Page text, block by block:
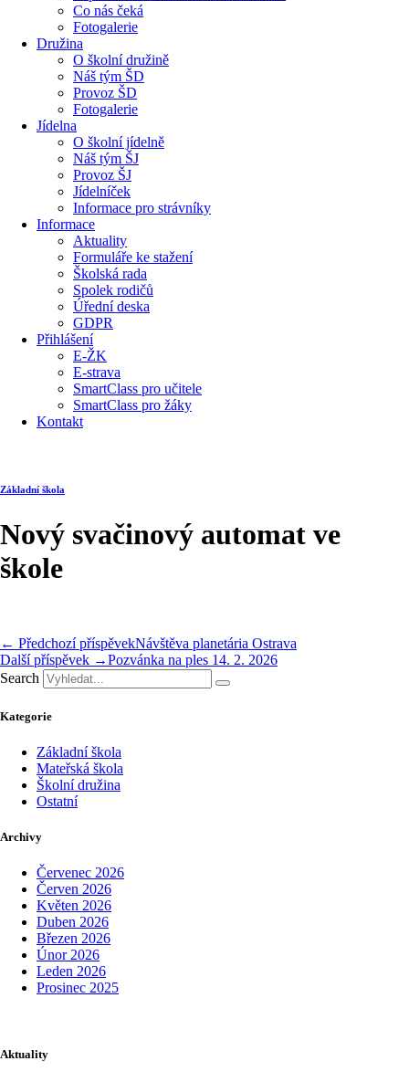
Co nás čeká
Fotogalerie
Družina
O školní družině
Náš tým ŠD
Provoz ŠD
Fotogalerie
Jídelna
O školní jídelně
Náš tým ŠJ
Provoz ŠJ
Jídelníček
Informace pro strávníky
Informace
Aktuality
Formuláře ke stažení
Školská rada
Spolek rodičů
Úřední deska
GDPR
Přihlášení
E-ŽK
E-strava
SmartClass pro učitele
SmartClass pro žáky
Kontakt
Základní škola
Nový svačinový automat ve
škole
← Předchozí příspěvekNávštěva planetária Ostrava
Další příspěvek →Pozvánka na ples 14. 2. 2026
Search
Kategorie
Základní škola
Mateřská škola
Školní družina
Ostatní
Archivy
Červenec 2026
Červen 2026
Květen 2026
Duben 2026
Březen 2026
Únor 2026
Leden 2026
Prosinec 2025
Aktuality